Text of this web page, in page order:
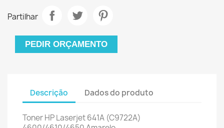
Partilhar
PEDIR ORÇAMENTO
Descrição Dados do produto
Toner HP Laserjet 641A (C9722A)